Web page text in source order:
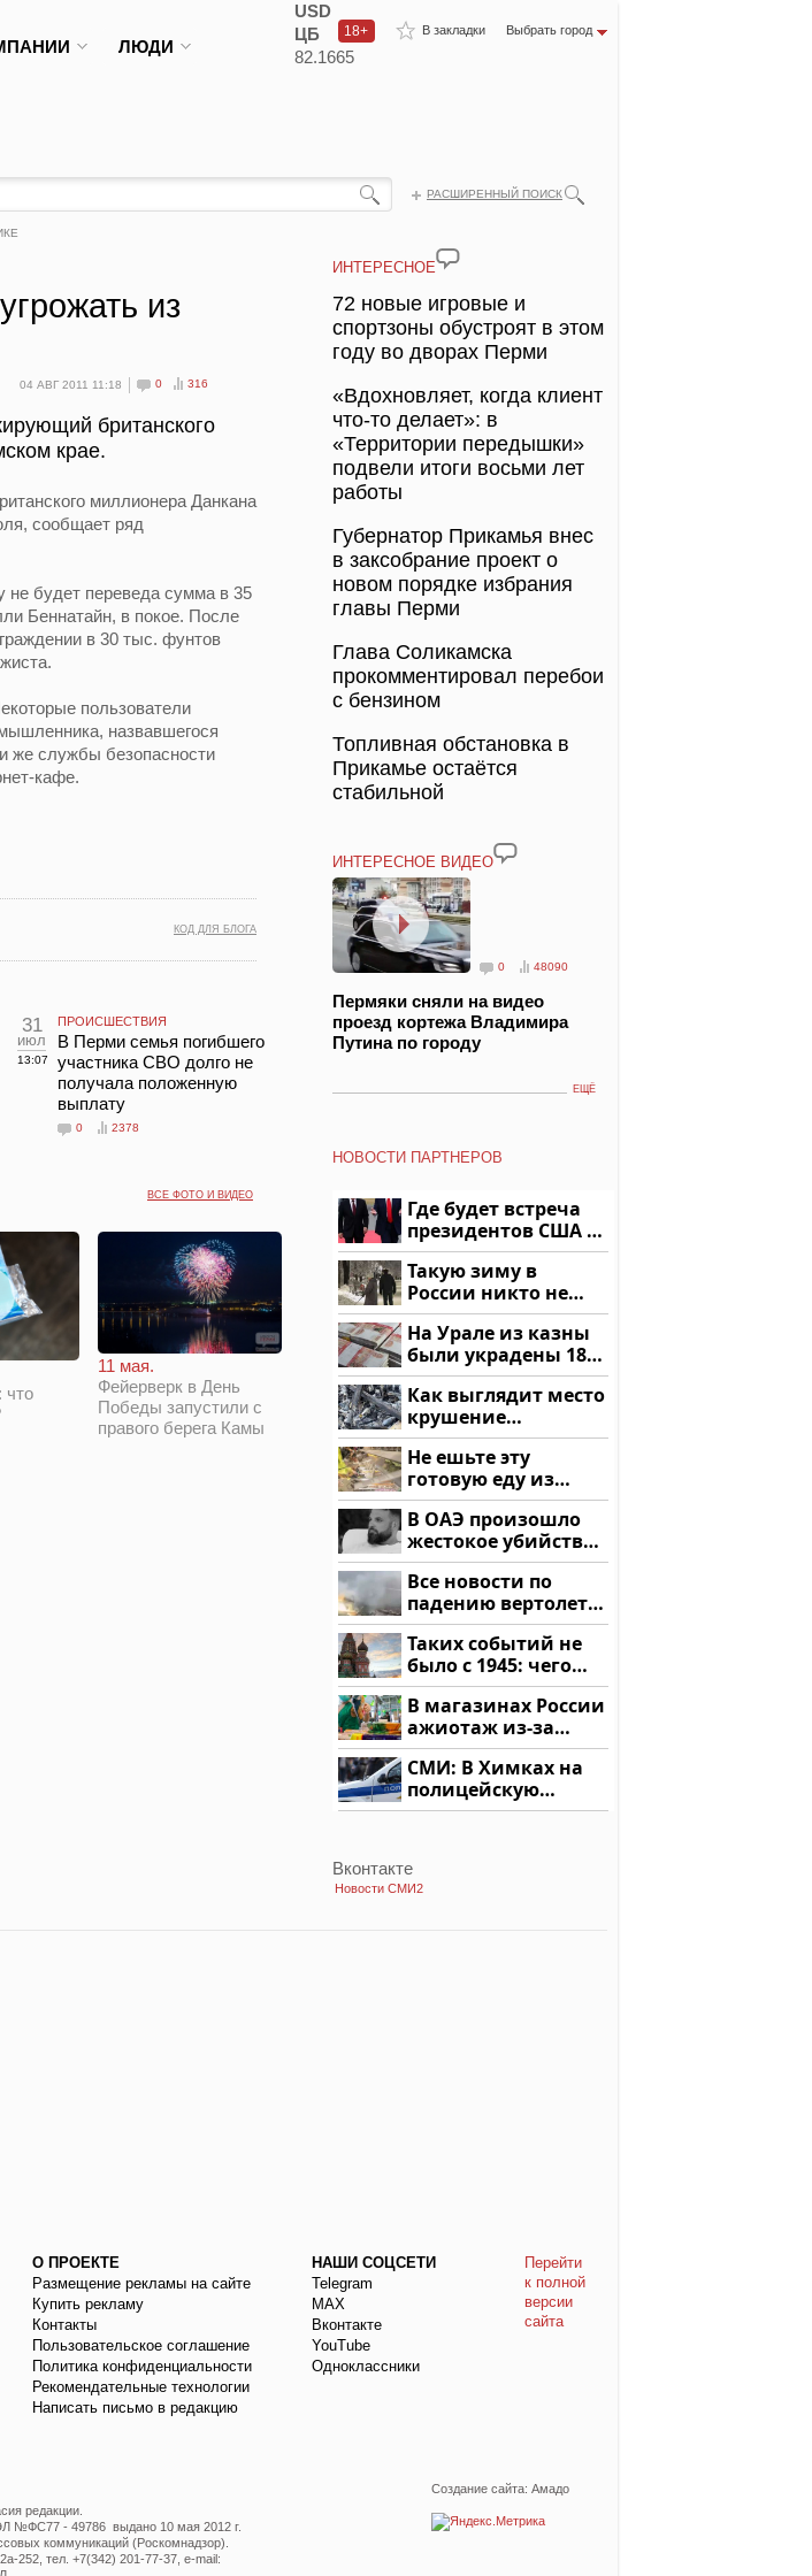
В закладки Выбрать город
18+
ЛЮДИ
USD
ЦБ
82.1665
РАСШИРЕННЫЙ ПОИСК
из
04 АВГ 2011 11:18 0 316
британского
крае.
миллионера Данкана
сообщает ряд
не будет переведа сумма в 35
Беннатайн, в покое. После
в 30 тыс. фунтов
пользователи
назвавшегося
же службы безопасности
кафе.
КОД ДЛЯ БЛОГА
31
июл
13:07
ПРОИСШЕСТВИЯ
В Перми семья погибшего
участника СВО долго не
получала положенную
выплату
0 2378
ВСЕ ФОТО И ВИДЕО
что
11 мая.
Фейерверк в День
Победы запустили с
правого берега Камы
ИНТЕРЕСНОЕ
72 новые игровые и
спортзоны обустроят в этом
году во дворах Перми
«Вдохновляет, когда клиент
что-то делает»: в
«Территории передышки»
подвели итоги восьми лет
работы
Губернатор Прикамья внес
в заксобрание проект о
новом порядке избрания
главы Перми
Глава Соликамска
прокомментировал перебои
с бензином
Топливная обстановка в
Прикамье остаётся
стабильной
ИНТЕРЕСНОЕ ВИДЕО
0 48090
Пермяки сняли на видео
проезд кортежа Владимира
Путина по городу
ЕЩЁ
НОВОСТИ ПАРТНЕРОВ
Где будет встреча
президентов США и
России: Европа?
Такую зиму в
России никто не
ждал: как так?!
На Урале из казны
были украдены 18
миллионов рублей
Как выглядит место
крушение
вертолета на
Кавказе: смотреть
Не ешьте эту
готовую еду из
магазина: список
В ОАЭ произошло
жестокое убийство
криптомиллионера
Все новости по
падению вертолета
на Кавказе: читать
здесь
Таких событий не
было с 1945: чего
ждать всем нам?
В магазинах России
ажиотаж из-за
этого продукта: что
купить?
СМИ: В Химках на
полицейскую
машину напали и
Вконтакте
Новости СМИ2
О ПРОЕКТЕ
Размещение рекламы на сайте
Купить рекламу
Контакты
Пользовательское соглашение
Политика конфиденциальности
Рекомендательные технологии
Написать письмо в редакцию
НАШИ СОЦСЕТИ
Telegram
МАХ
Вконтакте
YouTube
Одноклассники
Перейти
к полной
версии
сайта
Создание сайта: Амадо
редакции.
№ФС77 - 49786 выдано 10 мая 2012 г.
коммуникаций (Роскомнадзор).
252, тел. +7(342) 201-77-37, e-mail: